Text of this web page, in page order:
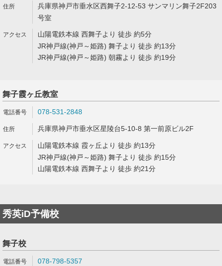
兵庫県神戸市垂水区西舞子2-12-53 サンマリン舞子2F203
号室
山陽電鉄本線 西舞子より 徒歩 約5分
JR神戸線(神戸～姫路) 舞子より 徒歩 約13分
JR神戸線(神戸～姫路) 朝霧より 徒歩 約19分
舞子霞ヶ丘教室
078-531-2848
兵庫県神戸市垂水区星陵台5-10-8 第一前原ビル2F
山陽電鉄本線 霞ヶ丘より 徒歩 約13分
JR神戸線(神戸～姫路) 舞子より 徒歩 約15分
山陽電鉄本線 西舞子より 徒歩 約21分
秀英iD予備校
舞子校
078-798-5357